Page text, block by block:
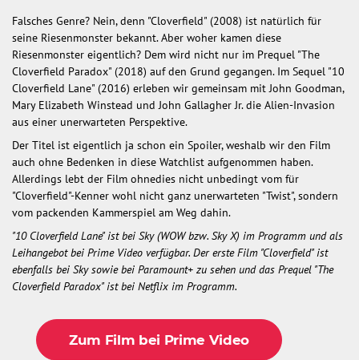
Falsches Genre? Nein, denn "Cloverfield" (2008) ist natürlich für
seine Riesenmonster bekannt. Aber woher kamen diese
Riesenmonster eigentlich? Dem wird nicht nur im Prequel "The
Cloverfield Paradox" (2018) auf den Grund gegangen. Im Sequel "10
Cloverfield Lane" (2016) erleben wir gemeinsam mit John Goodman,
Mary Elizabeth Winstead und John Gallagher Jr. die Alien-Invasion
aus einer unerwarteten Perspektive.
Der Titel ist eigentlich ja schon ein Spoiler, weshalb wir den Film
auch ohne Bedenken in diese Watchlist aufgenommen haben.
Allerdings lebt der Film ohnedies nicht unbedingt vom für
"Cloverfield"-Kenner wohl nicht ganz unerwarteten "Twist", sondern
vom packenden Kammerspiel am Weg dahin.
"10 Cloverfield Lane" ist bei Sky (WOW bzw. Sky X) im Programm und als
Leihangebot bei Prime Video verfügbar. Der erste Film "Cloverfield" ist
ebenfalls bei Sky sowie bei Paramount+ zu sehen und das Prequel "The
Cloverfield Paradox" ist bei Netflix im Programm.
Zum Film bei Prime Video